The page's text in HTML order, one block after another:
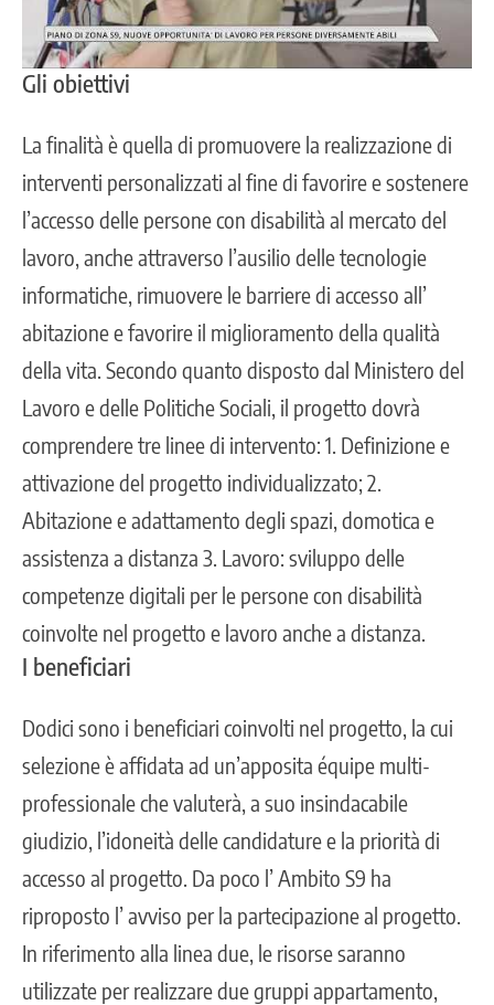
Gli obiettivi
La finalità è quella di promuovere la realizzazione di
interventi personalizzati al fine di favorire e sostenere
l’accesso delle persone con disabilità al mercato del
lavoro, anche attraverso l’ausilio delle tecnologie
informatiche, rimuovere le barriere di accesso all’
abitazione e favorire il miglioramento della qualità
della vita. Secondo quanto disposto dal Ministero del
Lavoro e delle Politiche Sociali, il progetto dovrà
comprendere tre linee di intervento: 1. Definizione e
attivazione del progetto individualizzato; 2.
Abitazione e adattamento degli spazi, domotica e
assistenza a distanza 3. Lavoro: sviluppo delle
competenze digitali per le persone con disabilità
coinvolte nel progetto e lavoro anche a distanza.
I beneficiari
Dodici sono i beneficiari coinvolti nel progetto, la cui
selezione è affidata ad un’apposita équipe multi-
professionale che valuterà, a suo insindacabile
giudizio, l’idoneità delle candidature e la priorità di
accesso al progetto. Da poco l’ Ambito S9 ha
riproposto l’ avviso per la partecipazione al progetto.
In riferimento alla linea due, le risorse saranno
utilizzate per realizzare due gruppi appartamento,